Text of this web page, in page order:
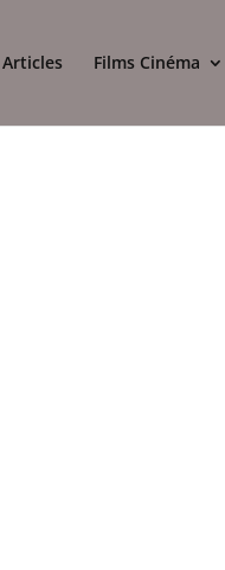
Articles Films Cinéma